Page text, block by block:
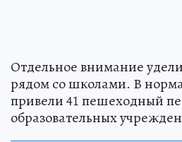
Отдельное внимание
рядом со школами. В
привели 41 пешеходный
образовательных